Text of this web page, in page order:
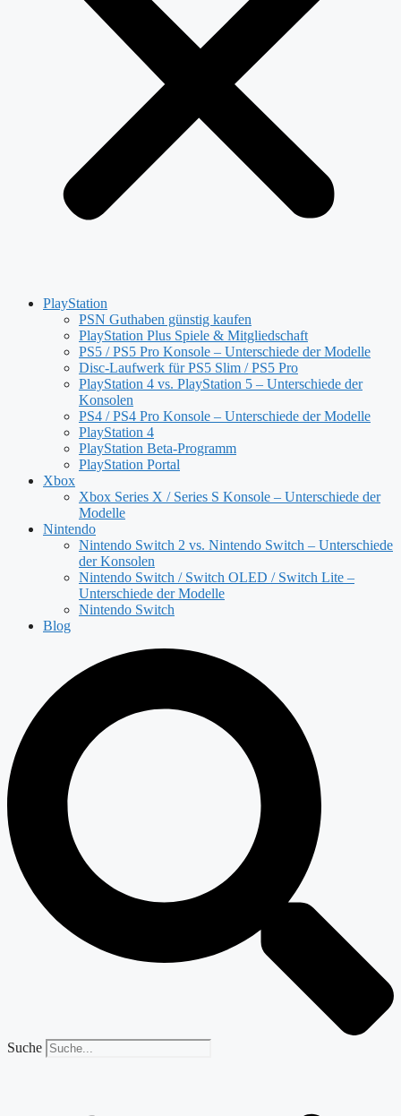
PlayStation
PSN Guthaben günstig kaufen
PlayStation Plus Spiele & Mitgliedschaft
PS5 / PS5 Pro Konsole – Unterschiede der Modelle
Disc-Laufwerk für PS5 Slim / PS5 Pro
PlayStation 4 vs. PlayStation 5 – Unterschiede der
Konsolen
PS4 / PS4 Pro Konsole – Unterschiede der Modelle
PlayStation 4
PlayStation Beta-Programm
PlayStation Portal
Xbox
Xbox Series X / Series S Konsole – Unterschiede der
Modelle
Nintendo
Nintendo Switch 2 vs. Nintendo Switch – Unterschiede
der Konsolen
Nintendo Switch / Switch OLED / Switch Lite –
Unterschiede der Modelle
Nintendo Switch
Blog
Suche